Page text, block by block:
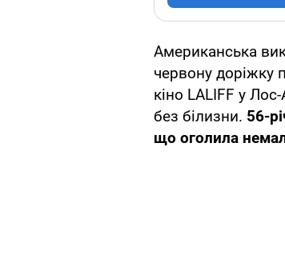
Американська
червону доріжку
кіно LALIFF у
без білизни. 56-
що оголила